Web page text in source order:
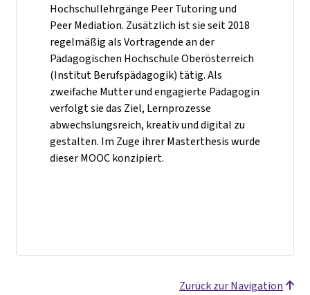
Hochschullehrgänge Peer Tutoring und
Peer Mediation. Zusätzlich ist sie seit 2018
regelmäßig als Vortragende an der
Pädagogischen Hochschule Oberösterreich
(Institut Berufspädagogik) tätig. Als
zweifache Mutter und engagierte Pädagogin
verfolgt sie das Ziel, Lernprozesse
abwechslungsreich, kreativ und digital zu
gestalten. Im Zuge ihrer Masterthesis wurde
dieser MOOC konzipiert.
Zurück zur Navigation